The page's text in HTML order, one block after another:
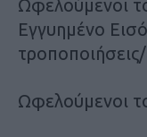
Ωφελούμενοι
Εγγυημένο
Ωφελούμενοι